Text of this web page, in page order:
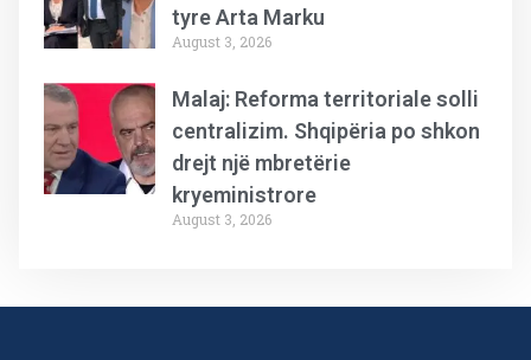
tyre Arta Marku
August 3, 2026
Malaj: Reforma territoriale solli
centralizim. Shqipëria po shkon
drejt një mbretërie
kryeministrore
August 3, 2026